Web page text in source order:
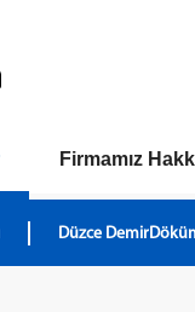
Düzce
Firmamız